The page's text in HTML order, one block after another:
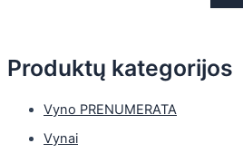
Produktų kategorijos
Vyno PRENUMERATA
Vynai